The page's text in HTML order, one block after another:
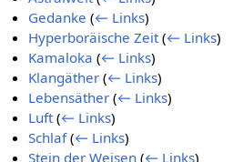
Gedanke (← Links)
Hyperboräische Zeit (← Links)
Kamaloka (← Links)
Klangäther (← Links)
Lebensäther (← Links)
Luft (← Links)
Schlaf (← Links)
Stein der Weisen (← Links)